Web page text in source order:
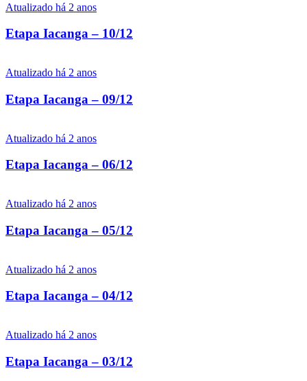
Atualizado há 2 anos
Etapa Iacanga – 10/12
Atualizado há 2 anos
Etapa Iacanga – 09/12
Atualizado há 2 anos
Etapa Iacanga – 06/12
Atualizado há 2 anos
Etapa Iacanga – 05/12
Atualizado há 2 anos
Etapa Iacanga – 04/12
Atualizado há 2 anos
Etapa Iacanga – 03/12